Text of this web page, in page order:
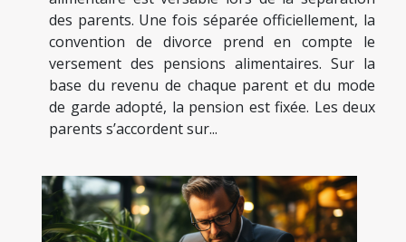
des parents. Une fois séparée officiellement, la
convention de divorce prend en compte le
versement des pensions alimentaires. Sur la
base du revenu de chaque parent et du mode
de garde adopté, la pension est fixée. Les deux
parents s’accordent sur...